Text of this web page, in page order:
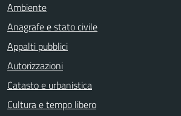
Ambiente
Anagrafe e stato civile
Appalti pubblici
Autorizzazioni
Catasto e urbanistica
Cultura e tempo libero